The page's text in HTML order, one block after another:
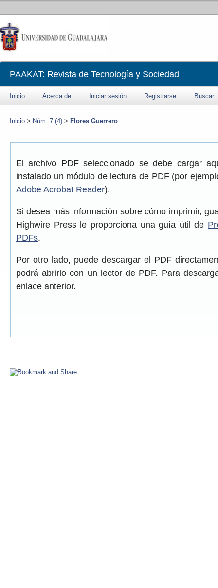
PAAKAT: Revista de Tecnología y Sociedad
Inicio Acerca de Iniciar sesión Registrarse Buscar
Inicio > Núm. 7 (4) > Flores Guerrero
El archivo PDF seleccionado se debe cargar
instalado un módulo de lectura de PDF (por
Adobe Acrobat Reader).
Si desea más información sobre cómo imprimir,
Highwire Press le proporciona una guía útil de
PDFs.
Por otro lado, puede descargar el PDF
podrá abrirlo con un lector de PDF. Para
enlace anterior.